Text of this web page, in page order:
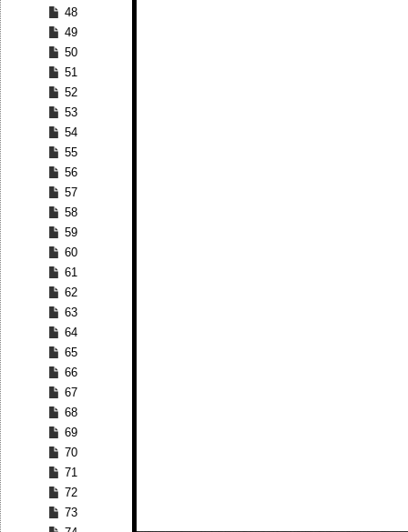
48
49
50
51
52
53
54
55
56
57
58
59
60
61
62
63
64
65
66
67
68
69
70
71
72
73